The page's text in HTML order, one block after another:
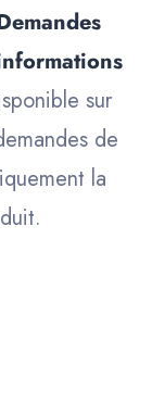
sur
de
la